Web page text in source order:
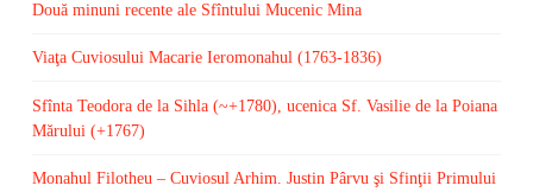
Două minuni recente ale Sfîntului Mucenic Mina
Viaţa Cuviosului Macarie Ieromonahul (1763-1836)
Sfînta Teodora de la Sihla (~+1780), ucenica Sf. Vasilie de la Poiana
Mărului (+1767)
Monahul Filotheu – Cuviosul Arhim. Justin Pârvu şi Sfinţii Primului